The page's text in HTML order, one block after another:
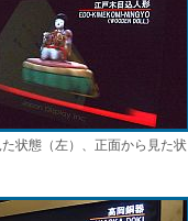
状態（左）、正面から見た状